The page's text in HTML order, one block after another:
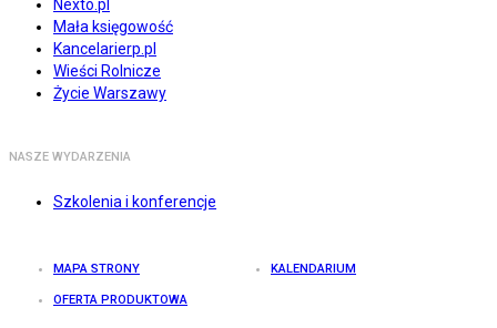
Nexto.pl
Mała księgowość
Kancelarierp.pl
Wieści Rolnicze
Życie Warszawy
NASZE WYDARZENIA
Szkolenia i konferencje
MAPA STRONY KALENDARIUM
OFERTA PRODUKTOWA